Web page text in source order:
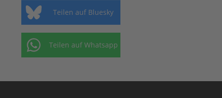
Teilen auf Bluesky
Teilen auf Whatsapp